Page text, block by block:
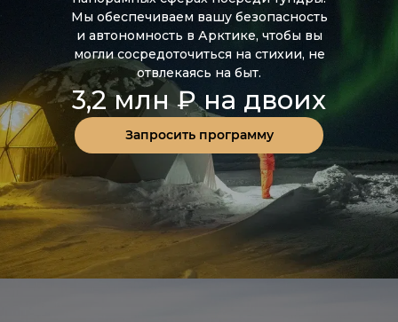
Мы обеспечиваем вашу безопасность
и автономность в Арктике, чтобы вы
могли сосредоточиться на стихии, не
отвлекаясь на быт.
3,2 млн ₽ на двоих
Запросить программу